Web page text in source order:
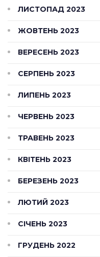
ЛИСТОПАД 2023
ЖОВТЕНЬ 2023
ВЕРЕСЕНЬ 2023
СЕРПЕНЬ 2023
ЛИПЕНЬ 2023
ЧЕРВЕНЬ 2023
ТРАВЕНЬ 2023
КВІТЕНЬ 2023
БЕРЕЗЕНЬ 2023
ЛЮТИЙ 2023
СІЧЕНЬ 2023
ГРУДЕНЬ 2022